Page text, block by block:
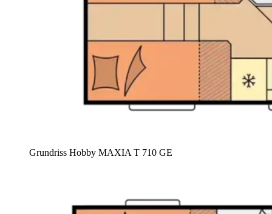
Grundriss Hobby MAXIA T 710 GE